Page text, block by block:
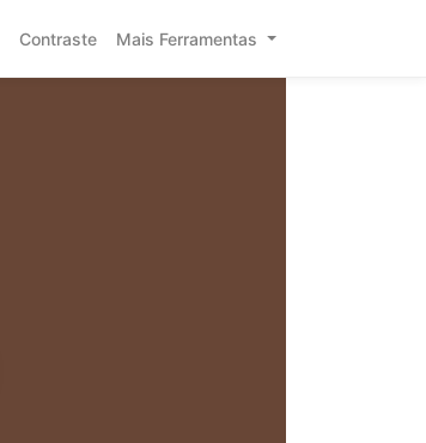
Contraste Mais Ferramentas